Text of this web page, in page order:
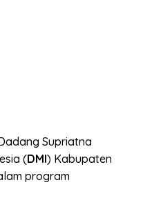
Supriatna
(DMI) Kabupaten
program